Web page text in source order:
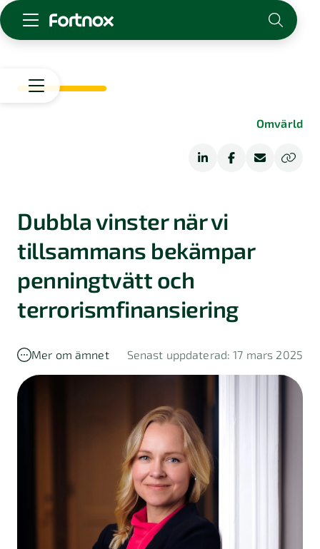
Skaffa Fortnox
Om Fortnox
Karriär
Kontakt
Omvärld
Omvärld
Dubbla vinster när vi
tillsammans bekämpar
penningtvätt och
terrorismfinansiering
Mer om ämnet Senast uppdaterad: 17 mars 2025